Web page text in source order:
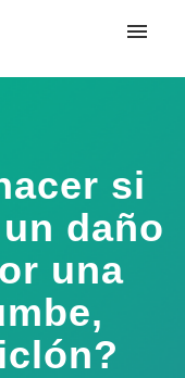
si
daño
una